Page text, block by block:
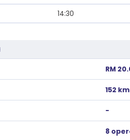
14:30
RM
152 km
-
8